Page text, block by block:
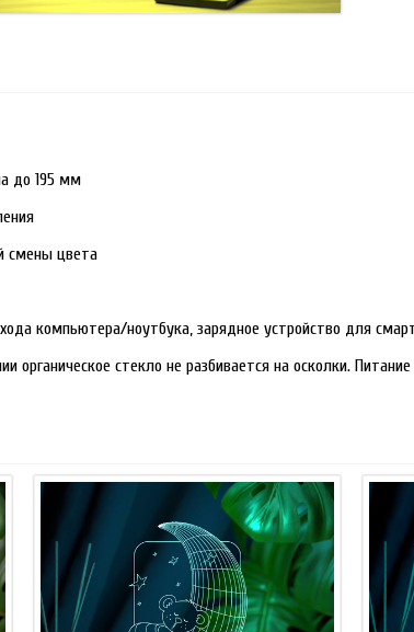
до 195 мм
смены цвета
компьютера/ноутбука, зарядное устройство для
органическое стекло не разбивается на осколки.